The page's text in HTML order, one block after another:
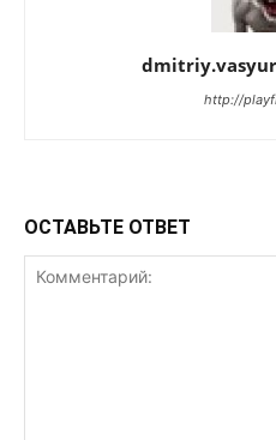
http://
ОСТАВЬТЕ ОТВЕТ